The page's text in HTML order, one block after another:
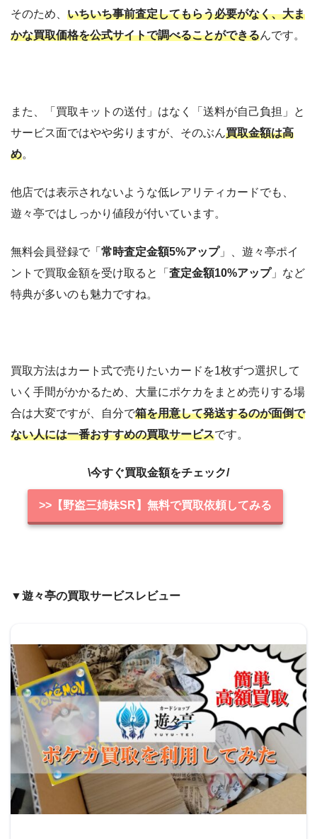
そのため、 いちいち事前査定してもらう必要がなく、大ま
かな買取価格を公式サイトで調べることができるんです。
また、「買取キットの送付」はなく「送料が自己負担」と
サービス面ではやや劣りますが、そのぶん買取金額は高
め。
他店では表示されないような低レアリティカードでも、
遊々亭ではしっかり値段が付いています。
無料会員登録で「 常時査定金額5%アップ」、遊々亭ポイ
ントで買取金額を受け取ると「 査定金額10%アップ」など
特典が多いのも魅力ですね。
買取方法はカート式で売りたいカードを1枚ずつ選択して
いく手間がかかるため、大量にポケカをまとめ売りする場
合は大変ですが、自分で箱を用意して発送するのが面倒で
ない人には一番おすすめの買取サービスです。
\今すぐ買取金額をチェック/
>>【野盗三姉妹SR】無料で買取依頼してみる
▼遊々亭の買取サービスレビュー